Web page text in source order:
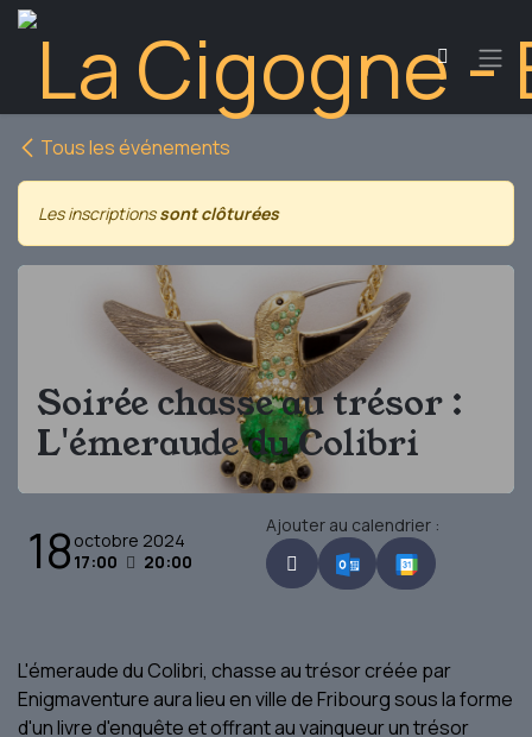
Se rendre au contenu
Tous les événements
Les inscriptionssont clôturées
Soirée chasse au trésor :
L'émeraude du Colibri
18 octobre 2024
17:00
20:00
Ajouter au calendrier :
L'émeraude du Colibri, chasse au trésor créée par
Enigmaventure aura lieu en ville de Fribourg sous la forme
d'un livre d'enquête et offrant au vainqueur un trésor